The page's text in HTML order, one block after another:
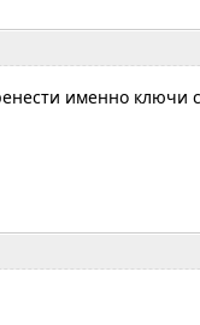
именно ключи